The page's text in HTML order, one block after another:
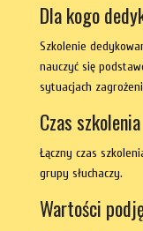
Dla kogo
Szkolenie
nauczyć się
sytuacjach
Czas szkolenia
Łączny czas
grupy słuchaczy.
Wartości